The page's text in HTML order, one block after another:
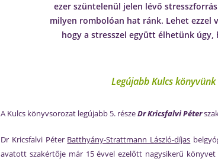
ezer szüntelenül jelen lévő
milyen rombolóan hat ránk. Lehet ezzel
hogy a stresszel együtt élhetünk úgy,
Legújabb Kulcs
A Kulcs könyvsorozat legújabb 5. részeDr Kricsfalvi Péter
Dr Kricsfalvi Péter Batthyány-Strattmann László-díjas
avatott szakértője már 15 évvel ezelőtt nagysikerű